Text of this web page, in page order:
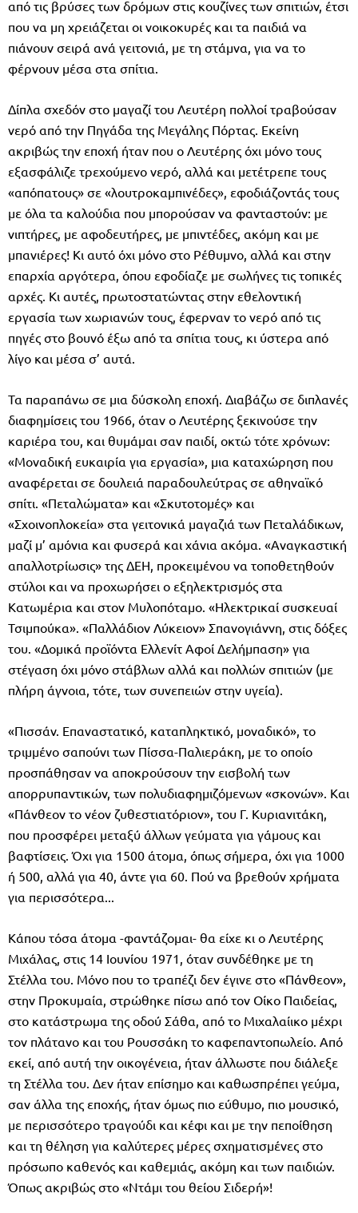
από τις βρύσες των δρόμων στις κουζίνες των σπιτιών, έτσι
που να μη χρειάζεται οι νοικοκυρές και τα παιδιά να
πιάνουν σειρά ανά γειτονιά, με τη στάμνα, για να το
φέρνουν μέσα στα σπίτια.
Δίπλα σχεδόν στο μαγαζί του Λευτέρη πολλοί τραβούσαν
νερό από την Πηγάδα της Μεγάλης Πόρτας. Εκείνη
ακριβώς την εποχή ήταν που ο Λευτέρης όχι μόνο τους
εξασφάλιζε τρεχούμενο νερό, αλλά και μετέτρεπε τους
«απόπατους» σε «λουτροκαμπινέδες», εφοδιάζοντάς τους
με όλα τα καλούδια που μπορούσαν να φανταστούν: με
νιπτήρες, με αφοδευτήρες, με μπιντέδες, ακόμη και με
μπανιέρες! Κι αυτό όχι μόνο στο Ρέθυμνο, αλλά και στην
επαρχία αργότερα, όπου εφοδίαζε με σωλήνες τις τοπικές
αρχές. Κι αυτές, πρωτοστατώντας στην εθελοντική
εργασία των χωριανών τους, έφερναν το νερό από τις
πηγές στο βουνό έξω από τα σπίτια τους, κι ύστερα από
λίγο και μέσα σ’ αυτά.
Τα παραπάνω σε μια δύσκολη εποχή. Διαβάζω σε διπλανές
διαφημίσεις του 1966, όταν ο Λευτέρης ξεκινούσε την
καριέρα του, και θυμάμαι σαν παιδί, οκτώ τότε χρόνων:
«Μοναδική ευκαιρία για εργασία», μια καταχώρηση που
αναφέρεται σε δουλειά παραδουλεύτρας σε αθηναϊκό
σπίτι. «Πεταλώματα» και «Σκυτοτομές» και
«Σχοινοπλοκεία» στα γειτονικά μαγαζιά των Πεταλάδικων,
μαζί μ’ αμόνια και φυσερά και χάνια ακόμα. «Αναγκαστική
απαλλοτρίωσις» της ΔΕΗ, προκειμένου να τοποθετηθούν
στύλοι και να προχωρήσει ο εξηλεκτρισμός στα
Κατωμέρια και στον Μυλοπόταμο. «Ηλεκτρικαί συσκευαί
Τσιμπούκα». «Παλλάδιον Λύκειον» Σπανογιάννη, στις δόξες
του. «Δομικά προϊόντα Ελλενίτ Αφοί Δελήμπαση» για
στέγαση όχι μόνο στάβλων αλλά και πολλών σπιτιών (με
πλήρη άγνοια, τότε, των συνεπειών στην υγεία).
«Πισσάν. Επαναστατικό, καταπληκτικό, μοναδικό», το
τριμμένο σαπούνι των Πίσσα-Παλιεράκη, με το οποίο
προσπάθησαν να αποκρούσουν την εισβολή των
απορρυπαντικών, των πολυδιαφημιζόμενων «σκονών». Και
«Πάνθεον το νέον ζυθεστιατόριον», του Γ. Κυριανιτάκη,
που προσφέρει μεταξύ άλλων γεύματα για γάμους και
βαφτίσεις. Όχι για 1500 άτομα, όπως σήμερα, όχι για 1000
ή 500, αλλά για 40, άντε για 60. Πού να βρεθούν χρήματα
για περισσότερα...
Κάπου τόσα άτομα -φαντάζομαι- θα είχε κι ο Λευτέρης
Μιχάλας, στις 14 Ιουνίου 1971, όταν συνδέθηκε με τη
Στέλλα του. Μόνο που το τραπέζι δεν έγινε στο «Πάνθεον»,
στην Προκυμαία, στρώθηκε πίσω από τον Οίκο Παιδείας,
στο κατάστρωμα της οδού Σάθα, από το Μιχαλαίικο μέχρι
τον πλάτανο και του Ρουσσάκη το καφεπαντοπωλείο. Από
εκεί, από αυτή την οικογένεια, ήταν άλλωστε που διάλεξε
τη Στέλλα του. Δεν ήταν επίσημο και καθωσπρέπει γεύμα,
σαν άλλα της εποχής, ήταν όμως πιο εύθυμο, πιο μουσικό,
με περισσότερο τραγούδι και κέφι και με την πεποίθηση
και τη θέληση για καλύτερες μέρες σχηματισμένες στο
πρόσωπο καθενός και καθεμιάς, ακόμη και των παιδιών.
Όπως ακριβώς στο «Ντάμι του θείου Σιδερή»!